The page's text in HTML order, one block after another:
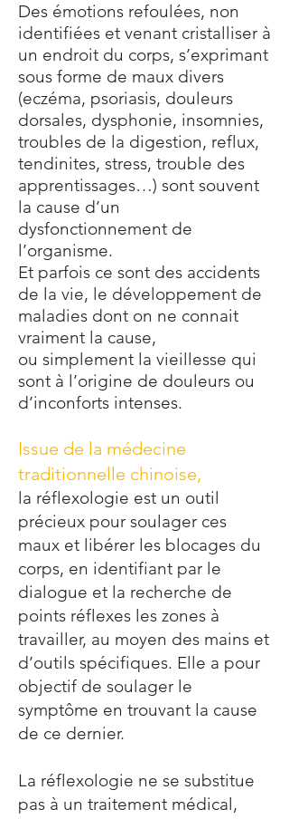
Des émotions refoulées, non
identifiées et venant cristalliser à
un endroit du corps, s’exprimant
sous forme de maux divers
(eczéma, psoriasis, douleurs
dorsales, dysphonie, insomnies,
troubles de la digestion, reflux,
tendinites, stress, trouble des
apprentissages…) sont souvent
la cause d’un
dysfonctionnement de
l’organisme.
Et parfois ce sont des accidents
de la vie, le développement de
maladies dont on ne connait
vraiment la cause,
ou simplement la vieillesse qui
sont à l’origine de douleurs ou
d’inconforts intenses.
Issue de la médecine
traditionnelle chinoise,
la réflexologie est un outil
précieux pour soulager ces
maux et libérer les blocages du
corps, en identifiant par le
dialogue et la recherche de
points réflexes les zones à
travailler, au moyen des mains et
d’outils spécifiques. Elle a pour
objectif de soulager le
symptôme en trouvant la cause
de ce dernier.
La réflexologie ne se substitue
pas à un traitement médical,